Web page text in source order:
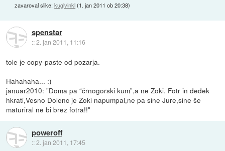
zavaroval slike:kuglvinkl(1. jan 2011 ob 20:38)
spenstar
::2. jan 2011, 11:16
tole je copy-paste od pozarja.
Hahahaha... :)
januar2010: "Doma pa “črnogorski kum”,a ne Zoki. Fotr in dedek
hkrati,Vesno Dolenc je Zoki napumpal,ne pa sine Jure,sine še
maturiral ne bi brez fotra!!"
poweroff
::2. jan 2011, 17:45